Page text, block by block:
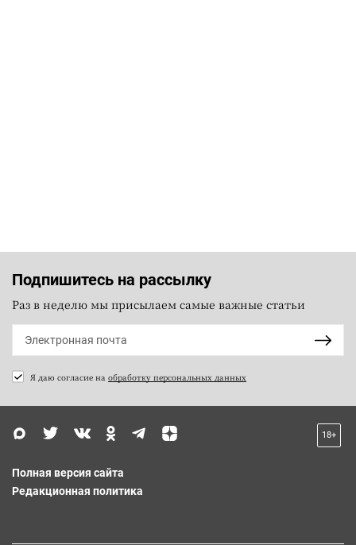
Подпишитесь на рассылку
Раз в неделю мы присылаем самые важные статьи
Я даю согласие на обработку персональных данных
18+
Полная версия сайта
Редакционная политика